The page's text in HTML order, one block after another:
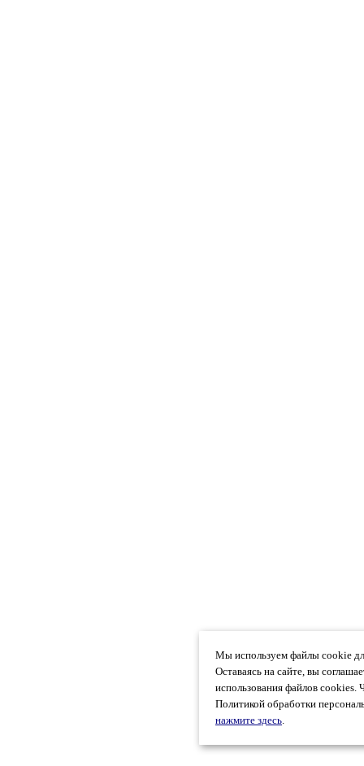
Мы используем файлы cookie
Оставаясь на сайте, вы
использования файлов cookies.
Политикой обработки
нажмите здесь.